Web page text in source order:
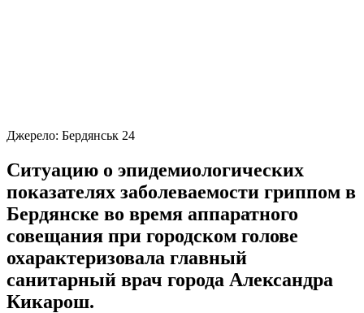
Джерело: Бердянськ 24
Ситуацию о эпидемиологических
показателях заболеваемости гриппом в
Бердянске во время аппаратного
совещания при городском голове
охарактеризовала главный
санитарный врач города Александра
Кикарош.